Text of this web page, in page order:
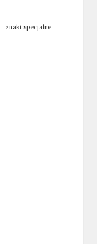
znaki specjalne